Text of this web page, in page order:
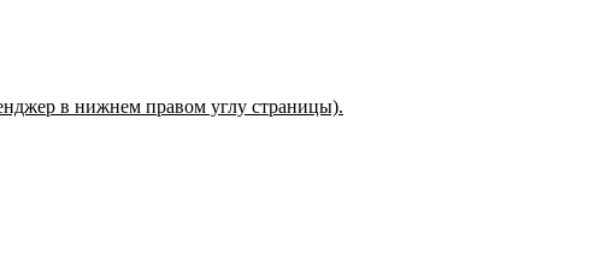
в нижнем правом углу страницы).